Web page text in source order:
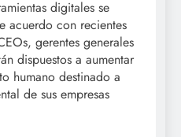
digitales se
acuerdo con recientes
gerentes generales
dispuestos a aumentar
humano destinado a
de sus empresas